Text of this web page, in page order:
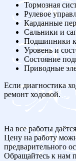
Тормозная
Рулевое
Карданные
Сальники и
Подшипники
Уровень и
Состояние
Приводные
Если диагностика
ремонт ходовой.
На все работы
Цену на работу
предварительного
Обращайтесь к нам